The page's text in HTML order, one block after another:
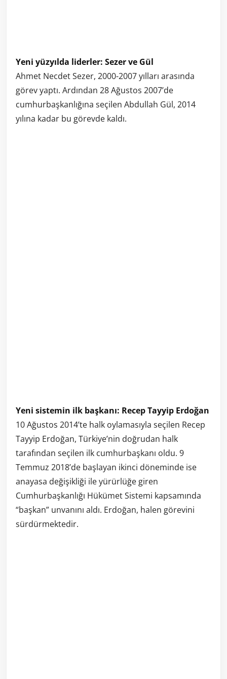
Yeni yüzyılda liderler: Sezer ve Gül
Ahmet Necdet Sezer, 2000-2007 yılları arasında
görev yaptı. Ardından 28 Ağustos 2007’de
cumhurbaşkanlığına seçilen Abdullah Gül, 2014
yılına kadar bu görevde kaldı.
Yeni sistemin ilk başkanı: Recep Tayyip Erdoğan
10 Ağustos 2014’te halk oylamasıyla seçilen Recep
Tayyip Erdoğan, Türkiye’nin doğrudan halk
tarafından seçilen ilk cumhurbaşkanı oldu. 9
Temmuz 2018’de başlayan ikinci döneminde ise
anayasa değişikliği ile yürürlüğe giren
Cumhurbaşkanlığı Hükümet Sistemi kapsamında
“başkan” unvanını aldı. Erdoğan, halen görevini
sürdürmektedir.